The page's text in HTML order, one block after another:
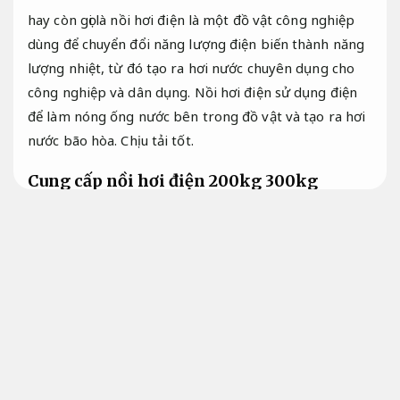
hay còn gọi là nồi hơi điện là một đồ vật công nghiệp
dùng để chuyển đổi năng lượng điện biến thành năng
lượng nhiệt, từ đó tạo ra hơi nước chuyên dụng cho
công nghiệp và dân dụng. Nồi hơi điện sử dụng điện
để làm nóng ống nước bên trong đồ vật và tạo ra hơi
nước bão hòa.Chịu tải tốt.
Cung cấp nồi hơi điện 200kg 300kg